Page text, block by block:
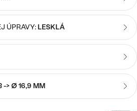
PREZRIEŤ
ÚPRAVY:LESKLÁ
-> Ø 16,9 MM